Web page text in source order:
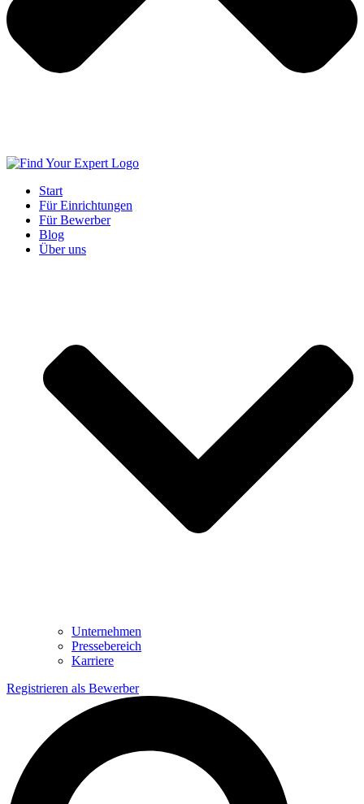
Start
Für Einrichtungen
Für Bewerber
Blog
Über uns
Unternehmen
Pressebereich
Karriere
Registrieren als Bewerber